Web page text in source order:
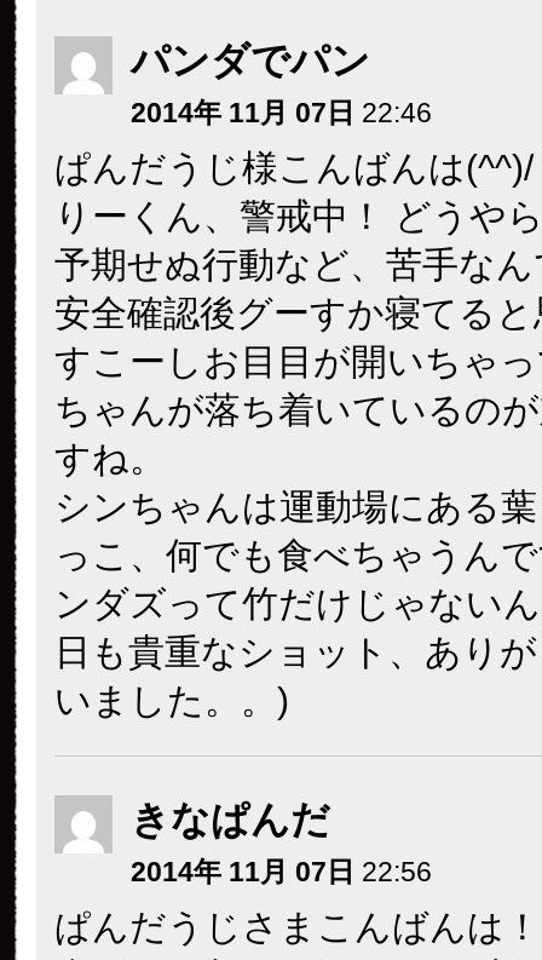
パンダでパン
2014年 11月 07日 22:46
ぱんだうじ様こんばんは(^^)/
りーくん、警戒中！ どうや
予期せぬ行動など、苦手な
安全確認後グーすか寝てる
すこーしお目目が開いちゃ
ちゃんが落ち着いているの
すね。
シンちゃんは運動場にある
っこ、何でも食べちゃうん
ンダズって竹だけじゃない
日も貴重なショット、あり
いました。。)
きなぱんだ
2014年 11月 07日 22:56
ぱんだうじさまこんばんは！